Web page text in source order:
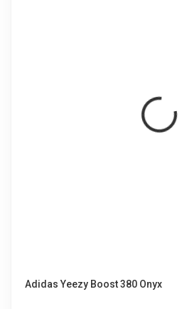
Adidas Yeezy Boost 380 Onyx